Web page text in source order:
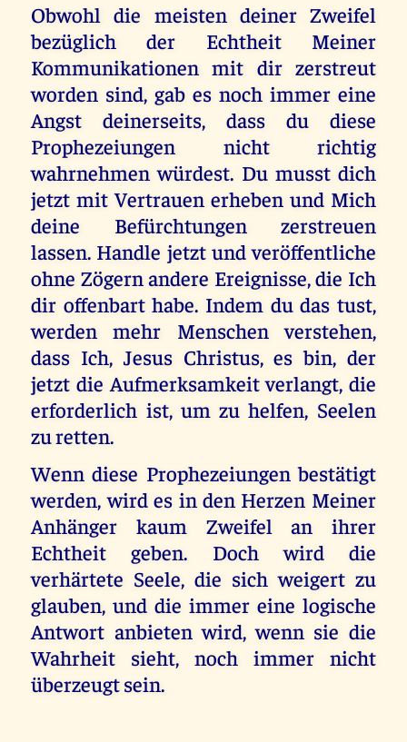
Obwohl die meisten deiner Zweifel
bezüglich der Echtheit Meiner
Kommunikationen mit dir zerstreut
worden sind, gab es noch immer eine
Angst deinerseits, dass du diese
Prophezeiungen nicht richtig
wahrnehmen würdest. Du musst dich
jetzt mit Vertrauen erheben und Mich
deine Befürchtungen zerstreuen
lassen. Handle jetzt und veröffentliche
ohne Zögern andere Ereignisse, die Ich
dir offenbart habe. Indem du das tust,
werden mehr Menschen verstehen,
dass Ich, Jesus Christus, es bin, der
jetzt die Aufmerksamkeit verlangt, die
erforderlich ist, um zu helfen, Seelen
zu retten.
Wenn diese Prophezeiungen bestätigt
werden, wird es in den Herzen Meiner
Anhänger kaum Zweifel an ihrer
Echtheit geben. Doch wird die
verhärtete Seele, die sich weigert zu
glauben, und die immer eine logische
Antwort anbieten wird, wenn sie die
Wahrheit sieht, noch immer nicht
überzeugt sein.